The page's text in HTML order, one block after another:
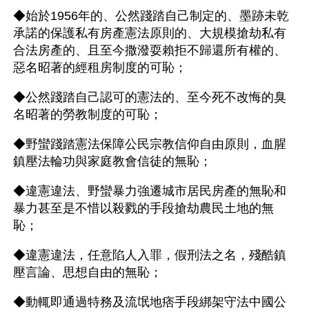
◆始於1956年的、公然踐踏自己制定的、墨跡未乾
承諾的保護私有房產憲法原則的、大規模搶劫私有
合法房產的、且至今撒潑耍賴拒不歸還所有權的、
惡名昭著的經租房制度的可恥；
◆公然踐踏自己認可的憲法的、至今死不改悔的臭
名昭著的勞教制度的可恥；
◆野蠻踐踏憲法保障公民宗教信仰自由原則，血腥
鎮壓法輪功與家庭教會信徒的無恥；
◆違憲違法、野蠻暴力強遷城市居民房產的無恥和
暴力甚至是不惜以殺戮的手段搶劫農民土地的無
恥；
◆違憲違法，任意陷人入罪，假刑法之名，殘酷鎮
壓言論、思想自由的無恥；
◆動輒即通過特務及流氓地痞手段綁架守法中國公